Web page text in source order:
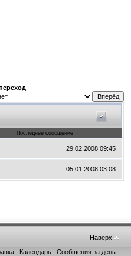
Последнее сообщение
29.02.2008 09:45
05.01.2008 03:08
Наверх
Календарь Сообщения за день